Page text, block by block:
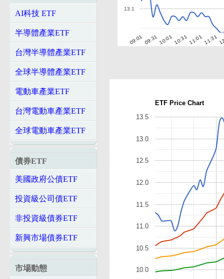
AI科技 ETF
半導體產業ETF
台灣半導體產業ETF
全球半導體產業ETF
電動車產業ETF
台灣電動車產業ETF
全球電動車產業ETF
債券ETF
美國政府公債ETF
投資級公司債ETF
非投資級債券ETF
新興市場債券ETF
市場動態
09:0109:3110:0110:3111:0111:31
13.1
ETF Price Chart
10.0
10.5
11.0
11.5
12.0
12.5
13.0
13.5